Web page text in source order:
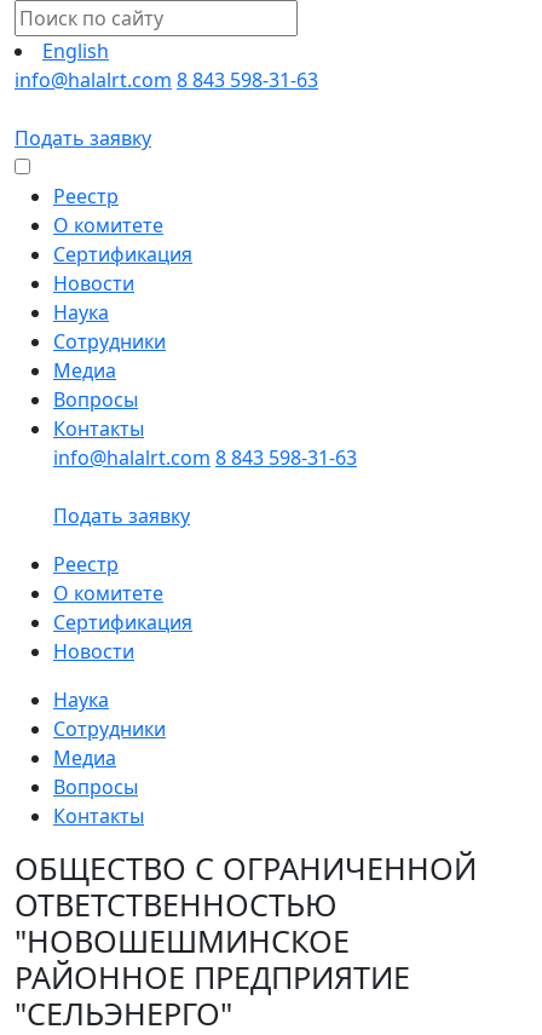
English
info@halalrt.com 8 843 598-31-63
Подать заявку
Реестр
О комитете
Сертификация
Новости
Наука
Сотрудники
Медиа
Вопросы
Контакты
info@halalrt.com 8 843 598-31-63
Подать заявку
Реестр
О комитете
Сертификация
Новости
Наука
Сотрудники
Медиа
Вопросы
Контакты
ОБЩЕСТВО С ОГРАНИЧЕННОЙ
ОТВЕТСТВЕННОСТЬЮ
"НОВОШЕШМИНСКОЕ
РАЙОННОЕ ПРЕДПРИЯТИЕ
"СЕЛЬЭНЕРГО"